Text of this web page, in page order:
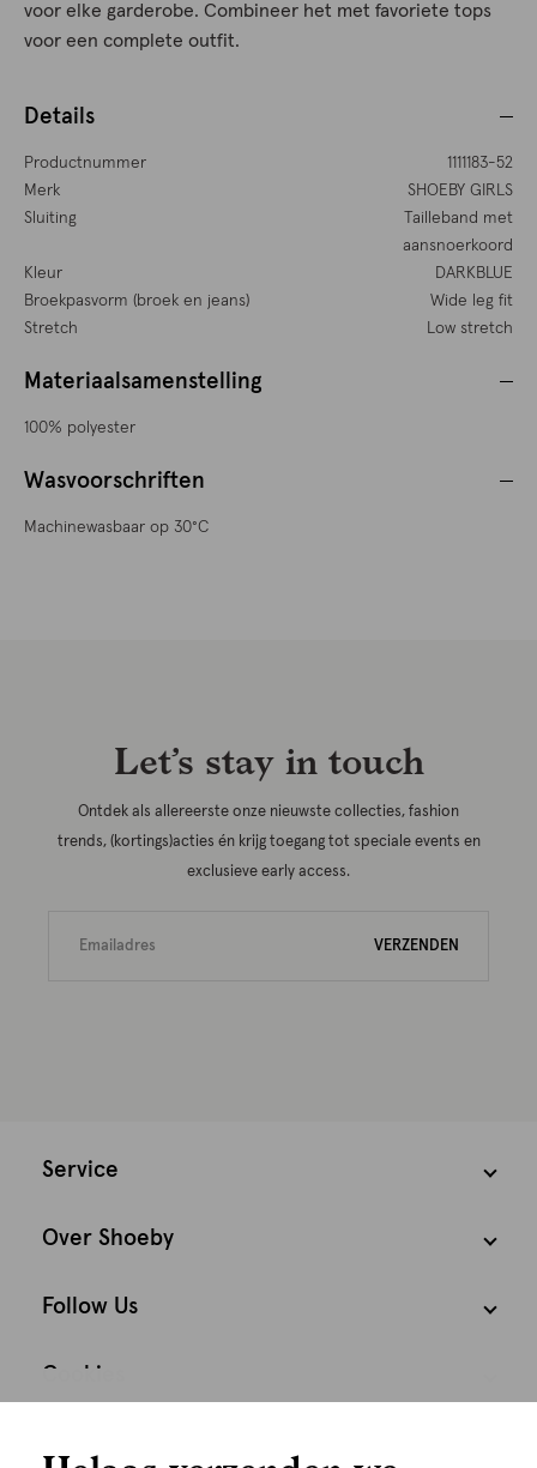
voor elke garderobe. Combineer het met favoriete tops
voor een complete outfit.
Details
Productnummer
1111183-52
Merk
SHOEBY GIRLS
Sluiting
Tailleband met
aansnoerkoord
Kleur
DARKBLUE
Broekpasvorm (broek en jeans)
Wide leg fit
Stretch
Low stretch
Materiaalsamenstelling
100% polyester
Wasvoorschriften
Machinewasbaar op 30°C
Let’s stay in touch
Ontdek als allereerste onze nieuwste collecties, fashion
trends, (kortings)acties én krijg toegang tot speciale events en
exclusieve early access.
VERZENDEN
Service
Over Shoeby
Follow Us
Cookies